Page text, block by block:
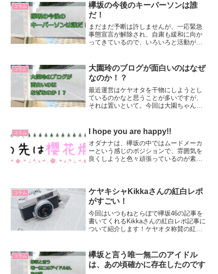
コラム
欅坂の今後のキーパーソンは誰
だ！
まだまだ予断は許しませんが、一応緊急
事態宣言が解除され、自粛も緩和に向か
ってきているので、いろいろと活動が再
っていて、最近のアイドルでは異例のロ
ングインターバルになっ...
コラム
大園玲のブログが面白いのはなぜ
なのか！？
最近運営はケヤオタを干物にしようとし
ているのかなと思うことが多いですが、
それは置いといて。今回は大園ちゃんの
ログの大園ちゃん1発目はすごいインパク
トでした。過去の私もこ...
コラム I hope you are happy!!
オダナナは、欅坂の中ではムードメーカ
ーという感じのポジションで、雰囲気を
良くしようと色々頑張っているのが素敵
（笑）今回こうい...
コラム
ケヤキシャKikkaさんの紅白レポ
がすごい！
今回はいつもねとらぼで欅坂46の記事を
書いてくれるKikkaさんの紅白レポ記事に
ついて紹介します！ケヤオタ称賛の紅白
記事。濃密な内容になっており、メンバ
ーの動きや言動か...
コラム
欅坂と言う唯一無二のアイドル
は、あの頃確かに存在したのです